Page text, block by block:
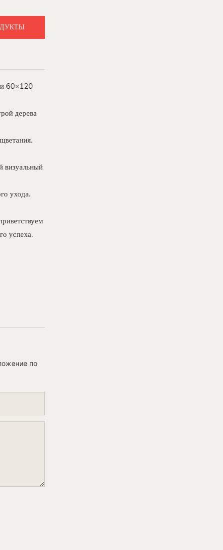
и 60×120
дерева
визуальный
ухода.
успеха.
по